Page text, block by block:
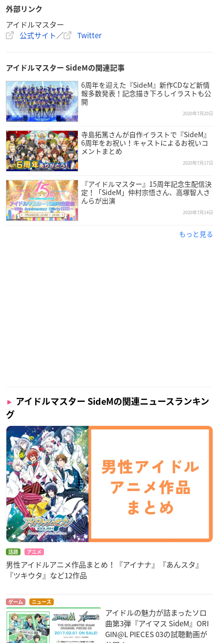
外部リンク
アイドルマスター
公式サイト／ Twitter
アイドルマスター SideMの関連記事
6周年を迎えた『SideM』新作CDなど新情
報多数発表！記念描き下ろしイラストも公
開
2020年7月20日
寺島拓篤さんが自作イラストで『SideM』
6周年をお祝い！キャストによるお祝いコ
メントまとめ
2020年7月17日
『アイドルマスター』15周年記念生配信決
定！「SideM」仲村宗悟さん、高塚智人さ
んらが出演
2020年7月14日
もっと見る
アイドルマスター SideMの関連ニュースランキン
グ
話題 アニメ
男性アイドルアニメ作品まとめ！『アイナナ』『あんスタ』
『ツキウタ』など12作品
ゲーム ニュース
アイドルの魅力が詰まったソロ
曲第3弾『アイマス SideM』ORI
GIN@L PIECES 03の試聴動画が